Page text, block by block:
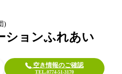
)
ションふれあい
空き情報のご確認
TEL.0774-51-3170